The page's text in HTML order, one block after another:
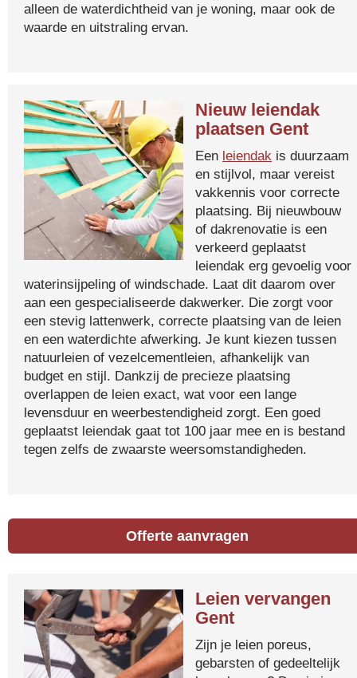
alleen de waterdichtheid van je woning, maar ook de
waarde en uitstraling ervan.
Nieuw leiendak
plaatsen Gent
Een leiendak is duurzaam
en stijlvol, maar vereist
vakkennis voor correcte
plaatsing. Bij nieuwbouw
of dakrenovatie is een
verkeerd geplaatst
leiendak erg gevoelig voor
waterinsijpeling of windschade. Laat dit daarom over
aan een gespecialiseerde dakwerker. Die zorgt voor
een stevig lattenwerk, correcte plaatsing van de leien
en een waterdichte afwerking. Je kunt kiezen tussen
natuurleien of vezelcementleien, afhankelijk van
budget en stijl. Dankzij de precieze plaatsing
overlappen de leien exact, wat voor een lange
levensduur en weerbestendigheid zorgt. Een goed
geplaatst leiendak gaat tot 100 jaar mee en is bestand
tegen zelfs de zwaarste weersomstandigheden.
Offerte aanvragen
Leien vervangen
Gent
Zijn je leien poreus,
gebarsten of gedeeltelijk